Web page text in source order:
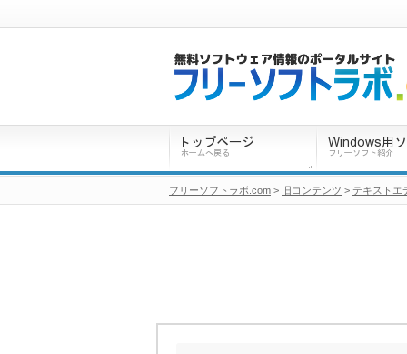
フリーソフトラボ.com > 旧コンテンツ > テキストエ